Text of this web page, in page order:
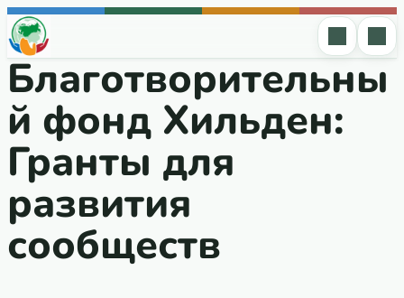
Перейти к содержимому
Благотворительны
й фонд Хильден:
Гранты для
развития
сообществ